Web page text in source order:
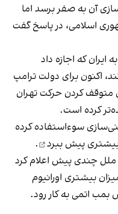
آن به صفر برسد اما
اسلامی، در پاسخ گفت
ایران که اجازه داد
غنی‌سازی کند، اکنون برای دولت ترامپ
کردن حرکت تهران
کرده است.
سوءاستفاده کرده
پیش ببرد
.
ملل چندی پیش اعلام کرد
بیشتری اورانیوم
اتمی به‌ کار رود.